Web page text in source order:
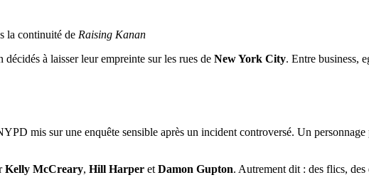
la continuité de Raising Kanan
à laisser leur empreinte sur les rues de New York City. Entre business,
mis sur une enquête sensible après un incident controversé. Un
Kelly McCreary, Hill Harper et Damon Gupton. Autrement dit : des flics, des